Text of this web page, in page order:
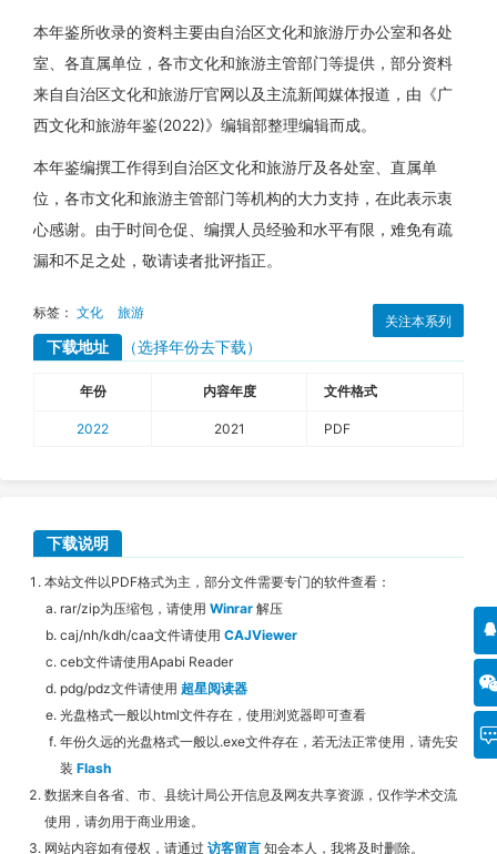
本年鉴所收录的资料主要由自治区文化和旅游厅办公室和各处
室、各直属单位，各市文化和旅游主管部门等提供，部分资料
来自自治区文化和旅游厅官网以及主流新闻媒体报道，由《广
西文化和旅游年鉴(2022)》编辑部整理编辑而成。
本年鉴编撰工作得到自治区文化和旅游厅及各处室、直属单
位，各市文化和旅游主管部门等机构的大力支持，在此表示衷
心感谢。由于时间仓促、编撰人员经验和水平有限，难免有疏
漏和不足之处，敬请读者批评指正。
关注本系列
标签： 文化 旅游
下载地址 （选择年份去下载）
年份 内容年度 文件格式
2022 2021 PDF
下载说明
本站文件以PDF格式为主，部分文件需要专门的软件查看：
rar/zip为压缩包，请使用 Winrar 解压
caj/nh/kdh/caa文件请使用 CAJViewer
ceb文件请使用Apabi Reader
pdg/pdz文件请使用 超星阅读器
光盘格式一般以html文件存在，使用浏览器即可查看
年份久远的光盘格式一般以.exe文件存在，若无法正常使用，请先安
装 Flash
数据来自各省、市、县统计局公开信息及网友共享资源，仅作学术交流
使用，请勿用于商业用途。
网站内容如有侵权，请通过 访客留言 知会本人，我将及时删除。